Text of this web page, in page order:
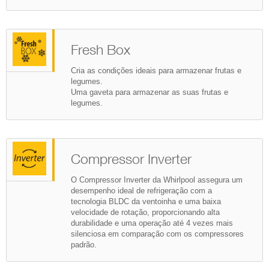
Fresh Box
Cria as condições ideais para armazenar frutas e
legumes.
Uma gaveta para armazenar as suas frutas e
legumes.
Compressor Inverter
O Compressor Inverter da Whirlpool assegura um
desempenho ideal de refrigeração com a
tecnologia BLDC da ventoinha e uma baixa
velocidade de rotação, proporcionando alta
durabilidade e uma operação até 4 vezes mais
silenciosa em comparação com os compressores
padrão.